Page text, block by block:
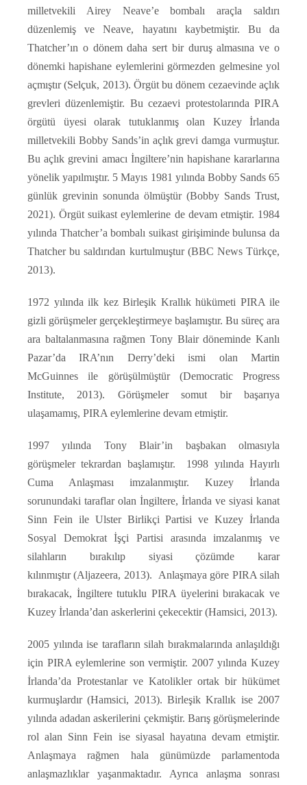
milletvekili Airey Neave’e bombalı araçla saldırı
düzenlemiş ve Neave, hayatını kaybetmiştir. Bu da
Thatcher’ın o dönem daha sert bir duruş almasına ve o
dönemki hapishane eylemlerini görmezden gelmesine yol
açmıştır (Selçuk, 2013). Örgüt bu dönem cezaevinde açlık
grevleri düzenlemiştir. Bu cezaevi protestolarında PIRA
örgütü üyesi olarak tutuklanmış olan Kuzey İrlanda
milletvekili Bobby Sands’in açlık grevi damga vurmuştur.
Bu açlık grevini amacı İngiltere’nin hapishane kararlarına
yönelik yapılmıştır. 5 Mayıs 1981 yılında Bobby Sands 65
günlük grevinin sonunda ölmüştür (Bobby Sands Trust,
2021). Örgüt suikast eylemlerine de devam etmiştir. 1984
yılında Thatcher’a bombalı suikast girişiminde bulunsa da
Thatcher bu saldırıdan kurtulmuştur (BBC News Türkçe,
2013).
1972 yılında ilk kez Birleşik Krallık hükümeti PIRA ile
gizli görüşmeler gerçekleştirmeye başlamıştır. Bu süreç ara
ara baltalanmasına rağmen Tony Blair döneminde Kanlı
Pazar’da IRA’nın Derry’deki ismi olan Martin
McGuinnes ile görüşülmüştür (Democratic Progress
Institute, 2013). Görüşmeler somut bir başarıya
ulaşamamış, PIRA eylemlerine devam etmiştir.
1997 yılında Tony Blair’in başbakan olmasıyla
görüşmeler tekrardan başlamıştır. 1998 yılında Hayırlı
Cuma Anlaşması imzalanmıştır. Kuzey İrlanda
sorunundaki taraflar olan İngiltere, İrlanda ve siyasi kanat
Sinn Fein ile Ulster Birlikçi Partisi ve Kuzey İrlanda
Sosyal Demokrat İşçi Partisi arasında imzalanmış ve
silahların bırakılıp siyasi çözümde karar
kılınmıştır (Aljazeera, 2013). Anlaşmaya göre PIRA silah
bırakacak, İngiltere tutuklu PIRA üyelerini bırakacak ve
Kuzey İrlanda’dan askerlerini çekecektir (Hamsici, 2013).
2005 yılında ise tarafların silah bırakmalarında anlaşıldığı
için PIRA eylemlerine son vermiştir. 2007 yılında Kuzey
İrlanda’da Protestanlar ve Katolikler ortak bir hükümet
kurmuşlardır (Hamsici, 2013). Birleşik Krallık ise 2007
yılında adadan askerilerini çekmiştir. Barış görüşmelerinde
rol alan Sinn Fein ise siyasal hayatına devam etmiştir.
Anlaşmaya rağmen hala günümüzde parlamentoda
anlaşmazlıklar yaşanmaktadır. Ayrıca anlaşma sonrası